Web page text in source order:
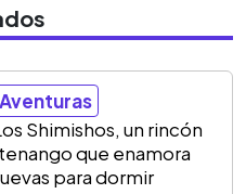
Shimishos, un rincón
que enamora
para dormir